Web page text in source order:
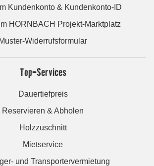
Kundenkonto & Kundenkonto-ID
HORNBACH Projekt-Marktplatz
Muster-Widerrufsformular
Top-Services
Dauertiefpreis
Reservieren & Abholen
Holzzuschnitt
Mietservice
und Transportervermietung